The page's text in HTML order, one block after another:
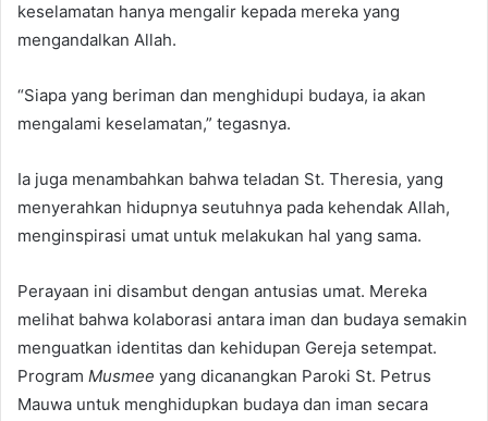
keselamatan hanya mengalir kepada mereka yang
mengandalkan Allah.
“Siapa yang beriman dan menghidupi budaya, ia akan
mengalami keselamatan,” tegasnya.
Ia juga menambahkan bahwa teladan St. Theresia, yang
menyerahkan hidupnya seutuhnya pada kehendak Allah,
menginspirasi umat untuk melakukan hal yang sama.
Perayaan ini disambut dengan antusias umat. Mereka
melihat bahwa kolaborasi antara iman dan budaya semakin
menguatkan identitas dan kehidupan Gereja setempat.
Program Musmee yang dicanangkan Paroki St. Petrus
Mauwa untuk menghidupkan budaya dan iman secara